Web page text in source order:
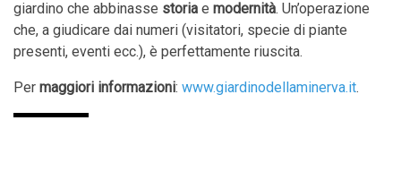
giardino che abbinasse storia e modernità. Un’operazione
che, a giudicare dai numeri (visitatori, specie di piante
presenti, eventi ecc.), è perfettamente riuscita.
Per maggiori informazioni: www.giardinodellaminerva.it.